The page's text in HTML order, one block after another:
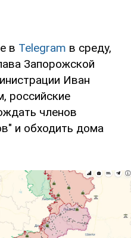
в Telegram в среду,
Запорожской
Иван
российские
членов
и обходить дома